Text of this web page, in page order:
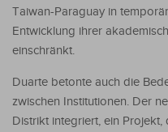
Taiwan-Paraguay in
Entwicklung ihrer
einschränkt.
Duarte betonte auch die
zwischen Institutionen. Der
Distrikt integriert, ein